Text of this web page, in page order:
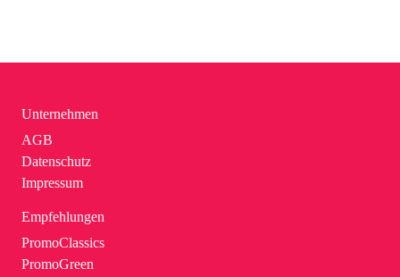
Unternehmen
AGB
Datenschutz
Impressum
Empfehlungen
PromoClassics
PromoGreen